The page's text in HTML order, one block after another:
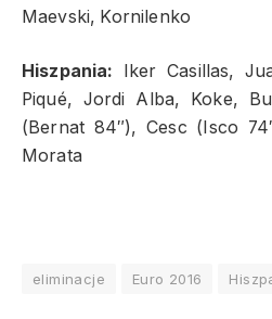
Maevski, Kornilenko
Hiszpania: Iker Casillas,
Piqué, Jordi Alba, Koke,
(Bernat 84″), Cesc (Isco
Morata
eliminacje Euro 2016